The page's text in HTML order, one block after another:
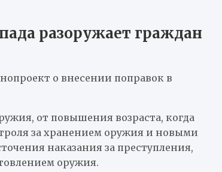
разоружает граждан
о внесении поправок в
от повышения возраста, когда
за хранением оружия и новыми
наказания за преступления,
оружия.